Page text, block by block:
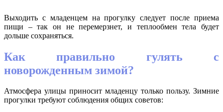
Выходить с младенцем на прогулку следует после приема
пищи – так он не перемерзнет, и теплообмен тела будет
дольше сохраняться.
Как правильно гулять с
новорожденным зимой?
Атмосфера улицы приносит младенцу только пользу. Зимние
прогулки требуют соблюдения общих советов: